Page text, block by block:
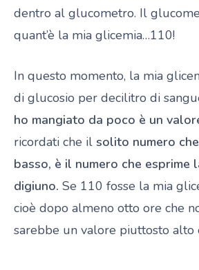
dentro al glucometro. Il
quant’è la mia glicemia…110!
In questo momento, la mia
di glucosio per decilitro di
ho mangiato da poco è un
ricordati che il solito numero
basso, è il numero che esprime
digiuno. Se 110 fosse la mia
cioè dopo almeno otto ore che
sarebbe un valore piuttosto alto